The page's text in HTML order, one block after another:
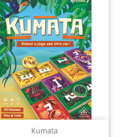
Kumata
Aperçu rapide